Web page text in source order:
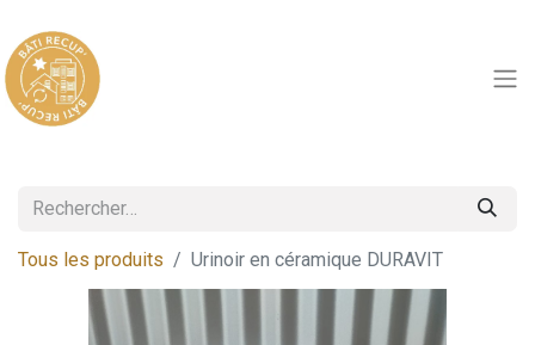
Tous les produits Urinoir en céramique DURAVIT